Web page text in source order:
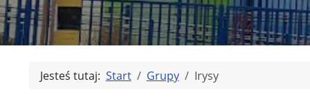
Jesteś tutaj: Start Grupy Irysy